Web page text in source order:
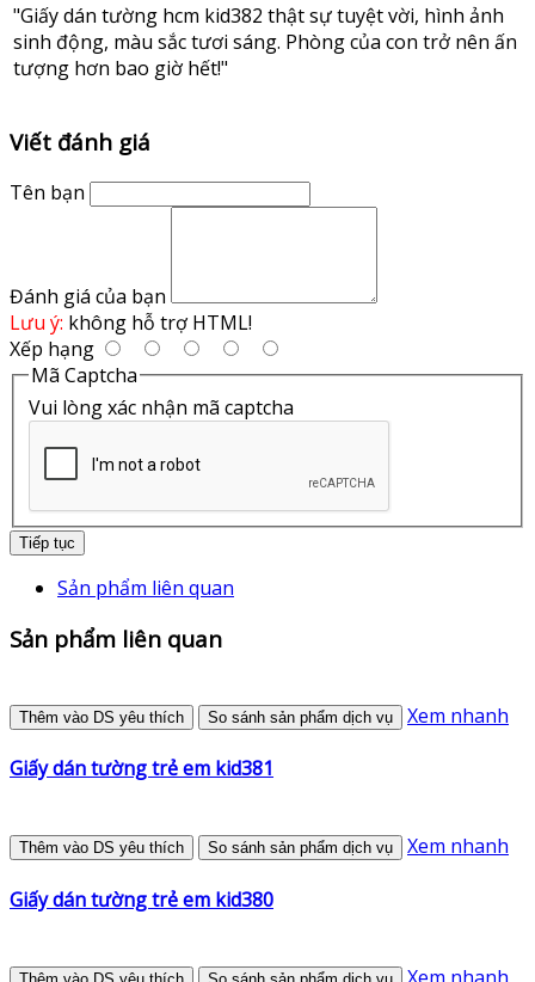
"Giấy dán tường hcm kid382 thật sự tuyệt vời, hình ảnh
sinh động, màu sắc tươi sáng. Phòng của con trở nên ấn
tượng hơn bao giờ hết!"
Viết đánh giá
Tên bạn
Đánh giá của bạn
Lưu ý: không hỗ trợ HTML!
Xếp hạng
Mã Captcha
Vui lòng xác nhận mã captcha
Tiếp tục
Sản phẩm liên quan
Sản phẩm liên quan
Thêm vào DS yêu thích So sánh sản phẩm dịch vụ Xem nhanh
Giấy dán tường trẻ em kid381
Thêm vào DS yêu thích So sánh sản phẩm dịch vụ Xem nhanh
Giấy dán tường trẻ em kid380